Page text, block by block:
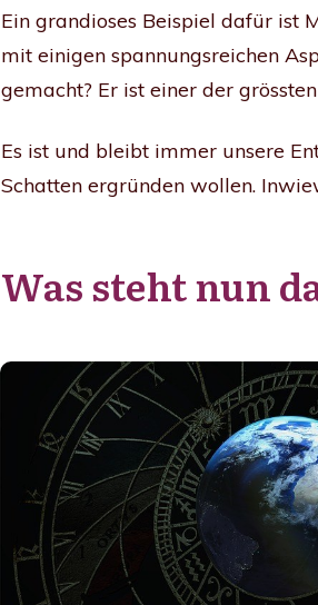
Ein grandioses Beispiel dafür ist
mit einigen spannungsreichen
gemacht? Er ist einer der
Es ist und bleibt immer unsere
Schatten ergründen wollen.
Was steht nun